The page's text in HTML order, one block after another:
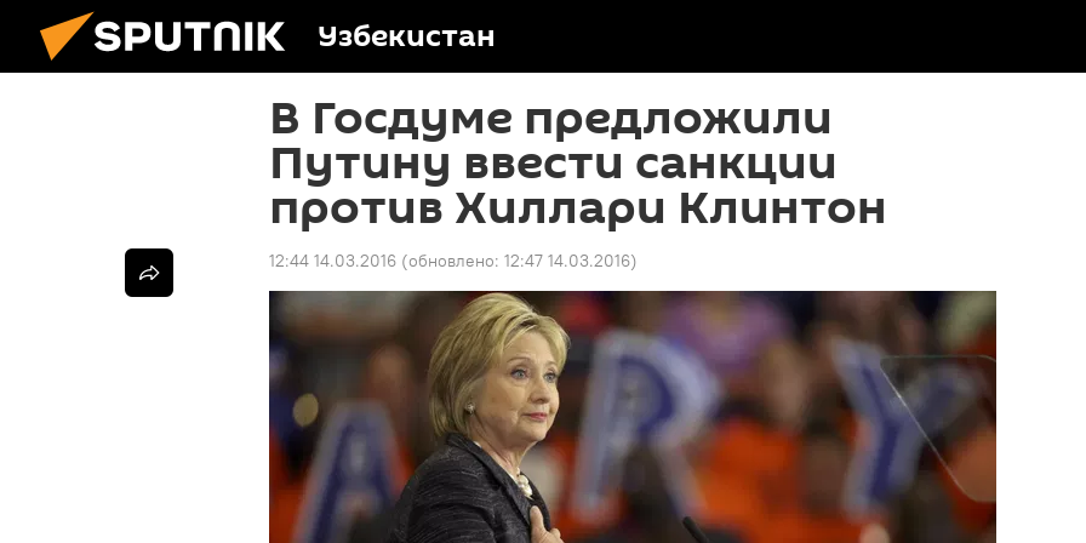
Узбекистан
В Госдуме предложили
Путину ввести санкции
против Хиллари Клинтон
12:44 14.03.2016 (обновлено: 12:47 14.03.2016)